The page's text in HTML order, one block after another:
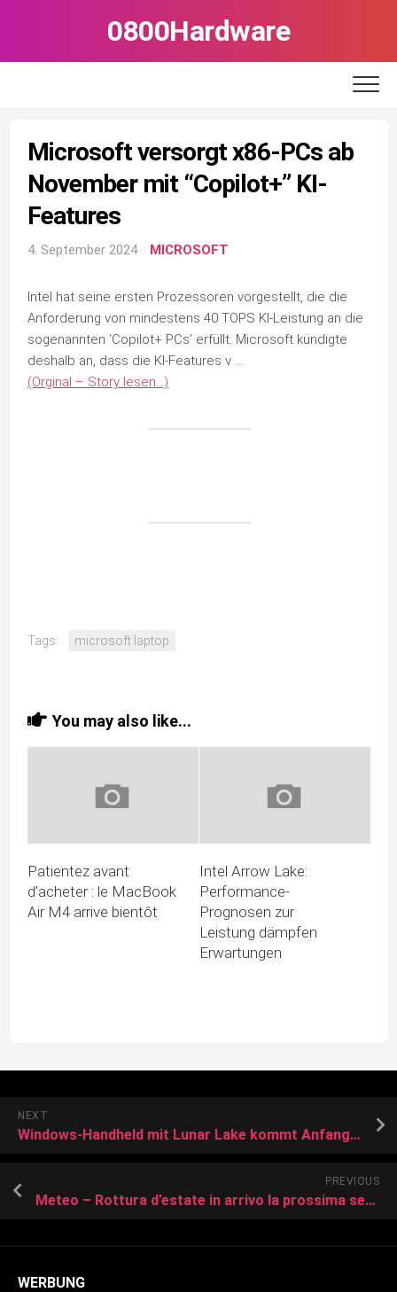
0800Hardware
Microsoft versorgt x86-PCs ab
November mit “Copilot+” KI-
Features
4. September 2024 MICROSOFT
Intel hat seine ersten Prozessoren vorgestellt, die die
Anforderung von mindestens 40 TOPS KI-Leistung an die
sogenannten ‘Copilot+ PCs’ er­füllt. Microsoft kündigte
deshalb an, dass die KI-Features v …
(Orginal – Story lesen…)
Tags: microsoft laptop
You may also like...
Patientez avant
d’acheter : le MacBook
Air M4 arrive bientôt
Intel Arrow Lake:
Performance-
Prognosen zur
Leistung dämpfen
Erwartungen
NEXT
Windows-Handheld mit Lunar Lake kommt Anfang 2025
PREVIOUS
Meteo – Rottura d’estate in arrivo la prossima settimana con maltempo intenso e diffusa e una decisa rinfrescata
WERBUNG